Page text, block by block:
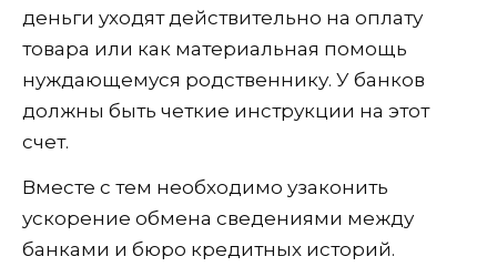
деньги уходят действительно на оплату
товара или как материальная помощь
нуждающемуся родственнику. У банков
должны быть четкие инструкции на этот
счет.
Вместе с тем необходимо узаконить
ускорение обмена сведениями между
банками и бюро кредитных историй.